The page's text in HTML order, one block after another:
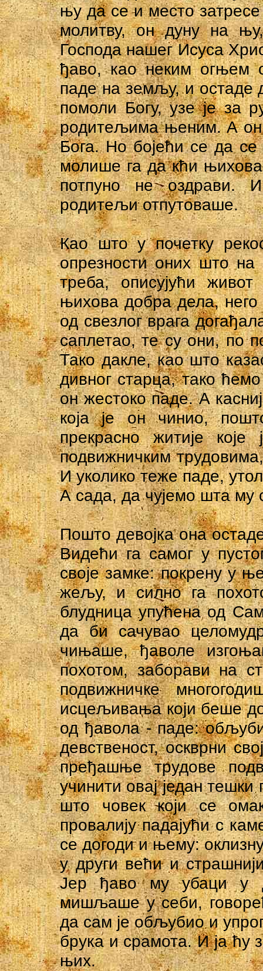
њу да се и место
молитву, он дуну на
Господа нашег Исуса
ђаво, као неким огњем
паде на земљу, и остаде
помоли Богу, узе је за
родитељима њеним. А
Бога. Но бојећи се да
молише га да кћи
потпуно не оздрави.
родитељи отпутоваше.
Као што у почетку
опрезности оних што
треба, описујући
њихова добра дела,
од свезлог врага
саплетао, те су они, по
Тако дакле, као што
дивног старца, тако
он жестоко паде. А
која је он чинио,
прекрасно житије
подвижничким
И уколико теже паде,
А сада, да чујемо шта му
Пошто девојка она
Видећи га самог у
своје замке: покрену у
жељу, и силно га
блудница упућена од
да би сачувао
чињаше, ђаволе
похотом, заборави на
подвижничке
исцељивања који беше
од ђавола - паде:
девственост, оскврни
пређашње трудове
учинити овај један
што човек који се
провалију падајући с
се догоди и њему:
у други већи и
Јер ђаво му убаци у
мишљаше у себи,
да сам је обљубио и
брука и срамота. И ја ћу
њих.